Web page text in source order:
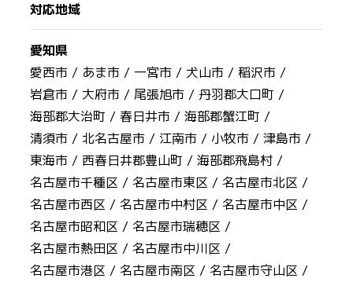
対応地域
愛知県
愛西市 / あま市 /一宮市 / 犬山市 /稲沢市 /
岩倉市 / 大府市 /尾張旭市 / 丹羽郡大口町 /
海部郡大治町 /春日井市 /海部郡蟹江町 /
清須市 /北名古屋市 / 江南市 / 小牧市 /津島市 /
東海市 / 西春日井郡豊山町 /海部郡飛島村 /
名古屋市千種区 /名古屋市東区 /名古屋市北区 /
名古屋市西区 /名古屋市中村区 /名古屋市中区 /
名古屋市昭和区 /名古屋市瑞穂区 /
名古屋市熱田区 /名古屋市中川区 /
名古屋市港区 /名古屋市南区 /名古屋市守山区 /